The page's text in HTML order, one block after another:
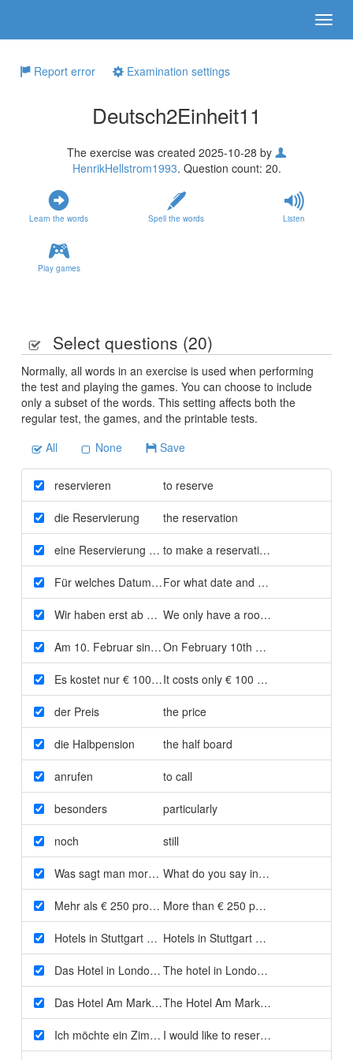
Report error Examination settings
Deutsch2Einheit11
The exercise was created 2025-10-28 by
HenrikHellstrom1993. Question count: 20.
Learn the words Spell the words Listen
Play games
Select questions (20)
Normally, all words in an exercise is used when performing
the test and playing the games. You can choose to include
only a subset of the words. This setting affects both the
regular test, the games, and the printable tests.
All
None Save
reservieren to reserve
die Reservierung the reservation
eine Reservierung machento make a reservation
Für welches Datum und für welche Zeit möchten Sie ein
For what date and time would you
Wir haben erst ab 15:00 Uhr ein Zimmer frei
We only have a room available from
Am 10. Februar sind alle Zimmer belegt
On February 10th all rooms are
Es kostet nur € 100 pro NachtIt costs only € 100 per night
der Preis the price
die Halbpension the half board
anrufen to call
besonders particularly
noch still
Was sagt man morgens?What do you say in the morning?
Mehr als € 250 pro Nacht ist für Sie zu teuer
More than € 250 per night is too
Hotels in Stuttgart weniger kosten als Hotels in London
Hotels in Stuttgart cost less than
Das Hotel in London ist teurer als das Hotel in Stuttgart
The hotel in London is more
Das Hotel Am Markt ist billiger als das Hotel Royal
The Hotel Am Markt is cheaper than
Ich möchte ein Zimmer für zwei Personen reservieren
I would like to reserve a room for two